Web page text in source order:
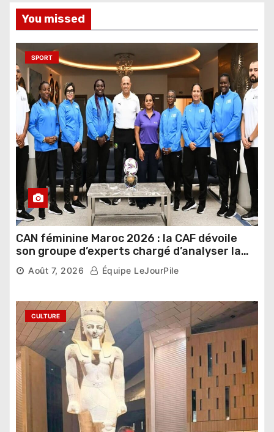
You missed
SPORT
CAN féminine Maroc 2026 : la CAF dévoile
son groupe d’experts chargé d’analyser la
compétition
Août 7, 2026 Équipe LeJourPile
CULTURE